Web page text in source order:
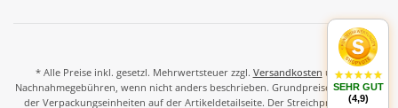
* Alle Preise inkl. gesetzl. Mehrwertsteuer zzgl. Versandkosten und ggf.
Nachnahmegebühren, wenn nicht anders beschrieben. Grundpreise und Preise
der Verpackungseinheiten auf der Artikeldetailseite. Der Streichpreis ist der
SEHR GUT
(4,9)